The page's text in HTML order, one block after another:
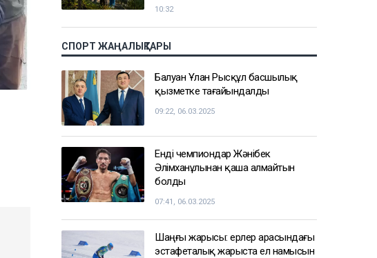
10:32
СПОРТ ЖАҢАЛЫҚТАРЫ
Балуан Ұлан Рысқұл басшылық
қызметке тағайындалды
09:22, 06.03.2025
Енді чемпиондар Жәнібек
Әлімханұлынан қаша алмайтын
болды
07:41, 06.03.2025
Шаңғы жарысы: ерлер арасындағы
эстафеталық жарыста ел намысын